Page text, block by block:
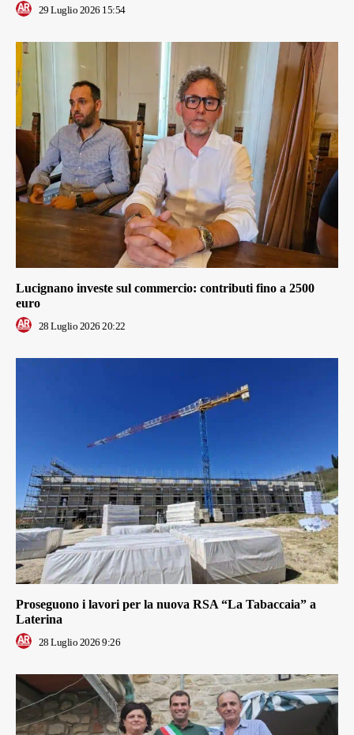
29 Luglio 2026 15:54
Lucignano investe sul commercio: contributi fino a 2500
euro
28 Luglio 2026 20:22
Proseguono i lavori per la nuova RSA “La Tabaccaia” a
Laterina
28 Luglio 2026 9:26